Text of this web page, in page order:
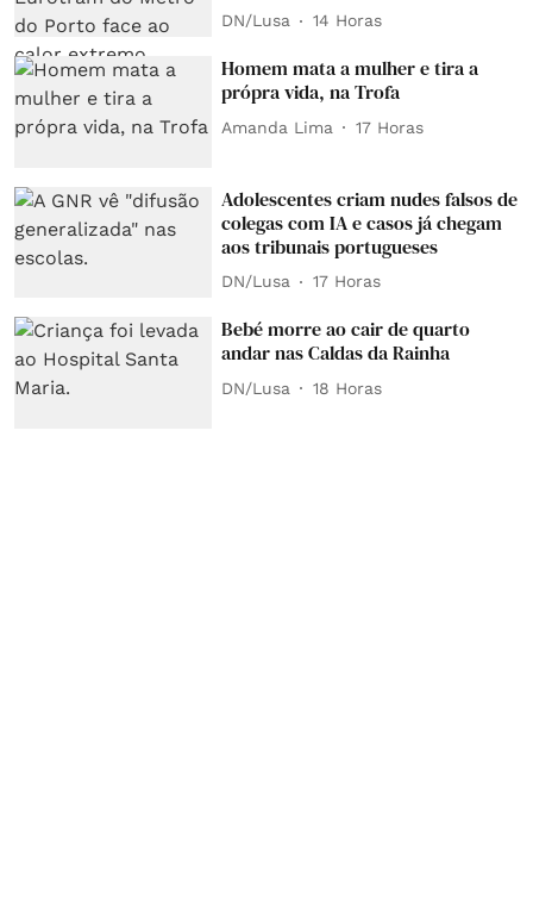
DN/Lusa 14 Horas
Homem mata a mulher e tira a
própra vida, na Trofa
Amanda Lima 17 Horas
Adolescentes criam nudes falsos de
colegas com IA e casos já chegam
aos tribunais portugueses
DN/Lusa 17 Horas
Bebé morre ao cair de quarto
andar nas Caldas da Rainha
DN/Lusa 18 Horas